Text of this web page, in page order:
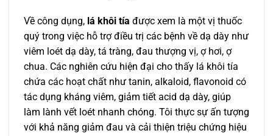
Về công dụng, lá khôi tía được xem là một vị thuốc
quý trong việc hỗ trợ điều trị các bệnh về dạ dày như
viêm loét dạ dày, tá tràng, đau thượng vị, ợ hơi, ợ
chua. Các nghiên cứu hiện đại cho thấy lá khôi tía
chứa các hoạt chất như tanin, alkaloid, flavonoid có
tác dụng kháng viêm, giảm tiết acid dạ dày, giúp
làm lành vết loét nhanh chóng. Tôi thực sự ấn tượng
với khả năng giảm đau và cải thiện triệu chứng hiệu